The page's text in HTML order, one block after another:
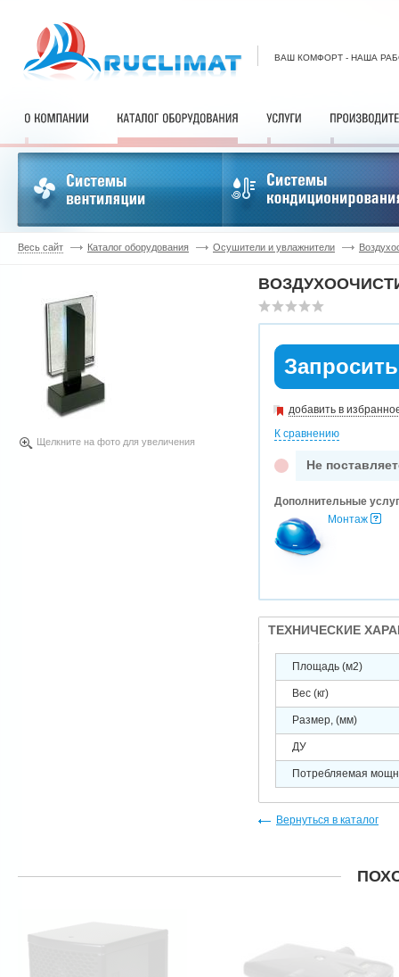
ВАШ КОМФОРТ - НАША
Весь сайт Каталог оборудования Осушители и увлажнители
Щелкните на фото для увеличения
добавить в
К сравнению
Не
Дополнительные
Монтаж
ТЕХНИЧЕСКИЕ
Площадь (м2)
Вес (кг)
Размер, (мм)
ДУ
Потребляемая
Вернуться в каталог